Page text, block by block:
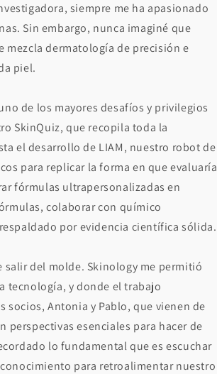
siempre me ha apasionado
Sin embargo, nunca imaginé que
dermatología de precisión e
piel.
de los mayores desafíos y privilegios
SkinQuiz, que recopila toda la
el desarrollo de LIAM, nuestro robot de
para replicar la forma en que evaluaría
fórmulas ultrapersonalizadas en
colaborar con químico
por evidencia científica sólida.
salir del molde. Skinology me permitió
tecnología, y donde el trabajo
Antonia y Pablo, que vienen de
esenciales para hacer de
lo fundamental que es escuchar
para retroalimentar nuestro